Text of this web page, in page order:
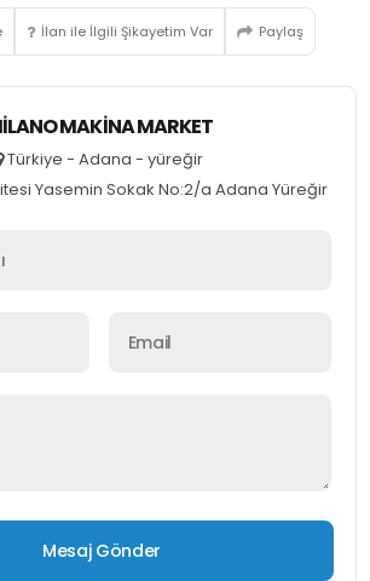
İlan ile İlgili Şikayetim Var Paylaş
MAKINA MARKET
Türkiye - Adana - yüreğir
Yasemin Sokak No:2/a Adana Yüreğir